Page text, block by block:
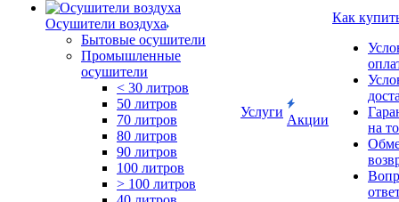
Осушители воздуха
Бытовые осушители
Промышленные
осушители
< 30 литров
50 литров
70 литров
80 литров
90 литров
100 литров
> 100 литров
Услуги
Акции
Как
на